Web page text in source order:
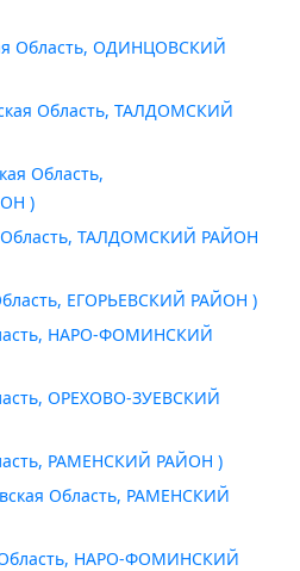
Область, ОДИНЦОВСКИЙ
Область, ТАЛДОМСКИЙ
Область,
)
Область, ТАЛДОМСКИЙ РАЙОН
ЕГОРЬЕВСКИЙ РАЙОН )
НАРО-ФОМИНСКИЙ
ОРЕХОВО-ЗУЕВСКИЙ
РАМЕНСКИЙ РАЙОН )
Область, РАМЕНСКИЙ
Область, НАРО-ФОМИНСКИЙ